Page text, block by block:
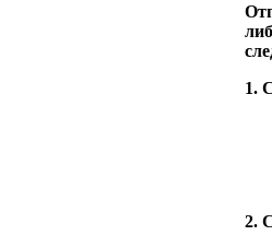
1.
2.